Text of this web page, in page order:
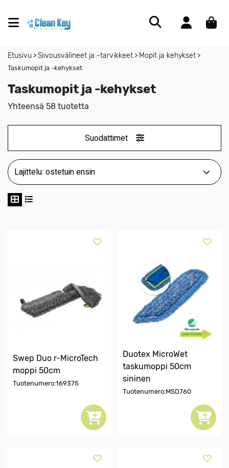
Etusivu > Siivousvälineet ja -tarvikkeet > Mopit ja kehykset >
Taskumopit ja -kehykset
Taskumopit ja -kehykset
Yhteensä 58 tuotetta
Suodattimet
Swep Duo r-MicroTech
moppi 50cm
Tuotenumero:169375
Duotex MicroWet
taskumoppi 50cm
sininen
Tuotenumero:MSD760